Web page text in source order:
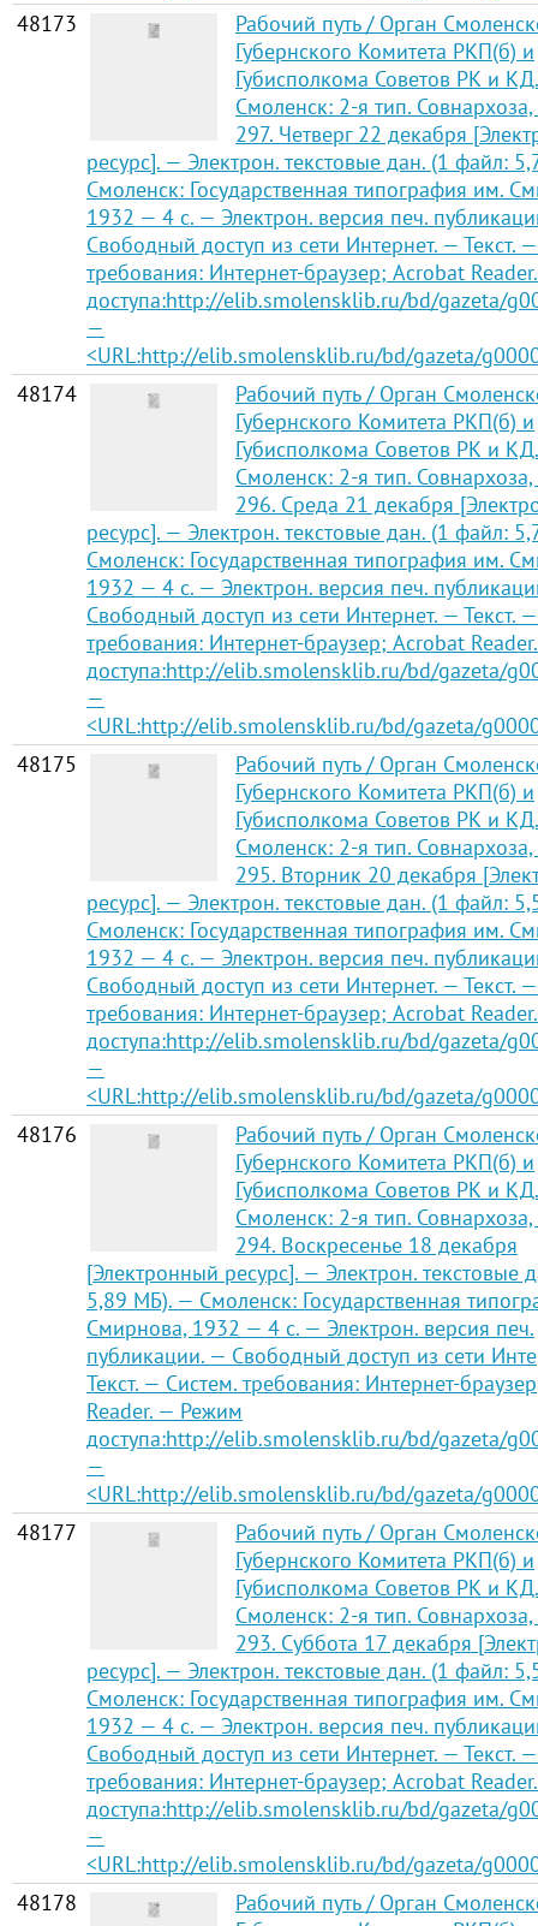
48173
Рабочий путь / Орган
Губернского Комитета РКП(б) и
Губисполкома Советов РК и
Смоленск: 2-я тип.
297. Четверг 22 декабря
ресурс]. — Электрон. текстовые дан. (1 файл:
Смоленск: Государственная типография им.
1932 — 4 с. — Электрон. версия печ.
Свободный доступ из сети Интернет. — Текст.
требования: Интернет-браузер; Acrobat
доступа:http://elib.smolensklib.ru/bd/gazeta/
—
<URL:http://elib.smolensklib.ru/bd/gazeta/
48174
Рабочий путь / Орган
Губернского Комитета РКП(б) и
Губисполкома Советов РК и
Смоленск: 2-я тип.
296. Среда 21 декабря
ресурс]. — Электрон. текстовые дан. (1 файл:
Смоленск: Государственная типография им.
1932 — 4 с. — Электрон. версия печ.
Свободный доступ из сети Интернет. — Текст.
требования: Интернет-браузер; Acrobat
доступа:http://elib.smolensklib.ru/bd/gazeta/
—
<URL:http://elib.smolensklib.ru/bd/gazeta/
48175
Рабочий путь / Орган
Губернского Комитета РКП(б) и
Губисполкома Советов РК и
Смоленск: 2-я тип.
295. Вторник 20 декабря
ресурс]. — Электрон. текстовые дан. (1 файл:
Смоленск: Государственная типография им.
1932 — 4 с. — Электрон. версия печ.
Свободный доступ из сети Интернет. — Текст.
требования: Интернет-браузер; Acrobat
доступа:http://elib.smolensklib.ru/bd/gazeta/
—
<URL:http://elib.smolensklib.ru/bd/gazeta/
48176
Рабочий путь / Орган
Губернского Комитета РКП(б) и
Губисполкома Советов РК и
Смоленск: 2-я тип.
294. Воскресенье 18 декабря
[Электронный ресурс]. — Электрон. текстовые
5,89 МБ). — Смоленск: Государственная
Смирнова, 1932 — 4 с. — Электрон. версия печ.
публикации. — Свободный доступ из сети
Текст. — Систем. требования: Интернет-
Reader. — Режим
доступа:http://elib.smolensklib.ru/bd/gazeta/
—
<URL:http://elib.smolensklib.ru/bd/gazeta/
48177
Рабочий путь / Орган
Губернского Комитета РКП(б) и
Губисполкома Советов РК и
Смоленск: 2-я тип.
293. Суббота 17 декабря
ресурс]. — Электрон. текстовые дан. (1 файл:
Смоленск: Государственная типография им.
1932 — 4 с. — Электрон. версия печ.
Свободный доступ из сети Интернет. — Текст.
требования: Интернет-браузер; Acrobat
доступа:http://elib.smolensklib.ru/bd/gazeta/
—
<URL:http://elib.smolensklib.ru/bd/gazeta/
48178
Рабочий путь / Орган